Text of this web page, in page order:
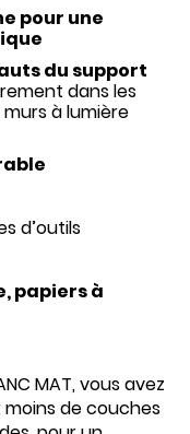
pour une
du support
dans les
à lumière
d’outils
papiers à
MAT, vous avez
moins de couches